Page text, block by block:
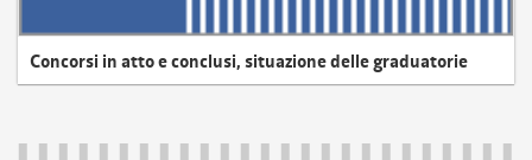
Concorsi in atto e conclusi, situazione delle graduatorie